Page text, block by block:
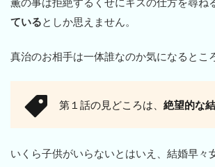
ている としか思えません。
真治のお相手は一体誰なのか気になるとこ
第１話の見どころは、 絶望的な結
いくら子供がいらないとはいえ、結婚早々